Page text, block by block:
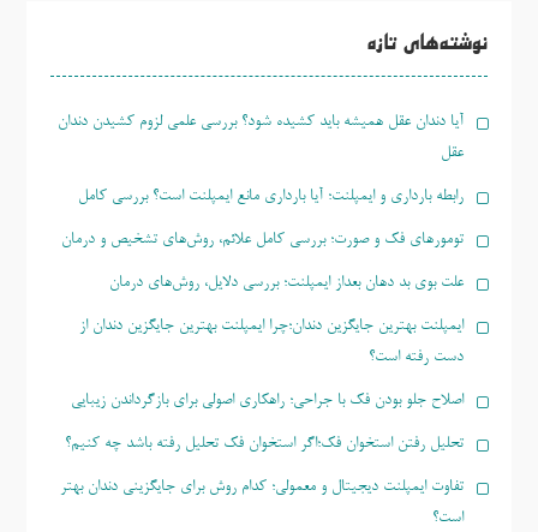
نوشته‌های تازه
آیا دندان عقل همیشه باید کشیده شود؟ بررسی علمی لزوم کشیدن دندان
عقل
رابطه بارداری و ایمپلنت؛ آیا بارداری مانع ایمپلنت است؟ بررسی کامل
تومورهای فک و صورت؛ بررسی کامل علائم، روش‌های تشخیص و درمان
علت بوی بد دهان بعداز ایمپلنت؛ بررسی دلایل، روش‌های درمان
ایمپلنت بهترین جایگزین دندان؛چرا ایمپلنت بهترین جایگزین دندان از
دست رفته است؟
اصلاح جلو بودن فک با جراحی؛ راهکاری اصولی برای بازگرداندن زیبایی
تحلیل رفتن استخوان فک؛اگر استخوان فک تحلیل رفته باشد چه کنیم؟
تفاوت ایمپلنت دیجیتال و معمولی؛ کدام روش برای جایگزینی دندان بهتر
است؟